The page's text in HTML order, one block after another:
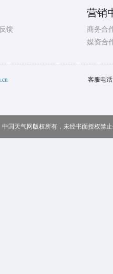
馈
营销
商务合
媒资合
客服电
中国天气网版权所有，未经书面授权